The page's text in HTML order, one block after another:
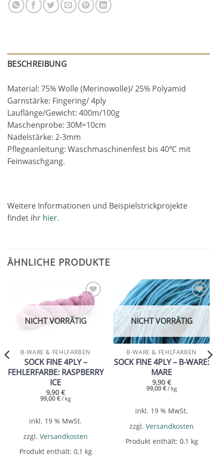
BESCHREIBUNG
Material: 75% Wolle (Merinowolle)/ 25% Polyamid
Garnstärke: Fingering/ 4ply
Lauflänge/Gewicht: 400m/100g
Maschenprobe: 30M=10cm
Nadelstärke: 2-3mm
Pflegeanleitung: Waschmaschinenfest bis 40℃ mit
Feinwaschgang.
Weitere Informationen und Beispielstrickprojekte
findet ihr hier.
ÄHNLICHE PRODUKTE
Add to
NICHT VORRÄTIG
B-WARE & FEHLFARBEN
SOCK FINE 4PLY –
FEHLERFARBE: RASPBERRY
ICE
9,90 €
99,00€/ kg
inkl. 19 % MwSt.
zzgl. Versandkosten
Produkt enthält: 0,1 kg
Add to
wishlist
NICHT VORRÄTIG
B-WARE & FEHLFARBEN
SOCK FINE 4PLY – B-WARE:
MARE
9,90 €
99,00€/ kg
inkl. 19 % MwSt.
zzgl. Versandkosten
Produkt enthält: 0,1 kg